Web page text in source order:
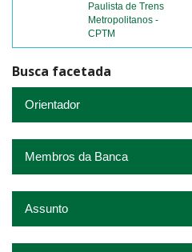
Paulista de Trens
Metropolitanos -
CPTM
Busca facetada
Orientador
Membros da Banca
Assunto